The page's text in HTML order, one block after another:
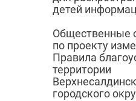
детей
Общественные
по проекту
Правила
территории
городского